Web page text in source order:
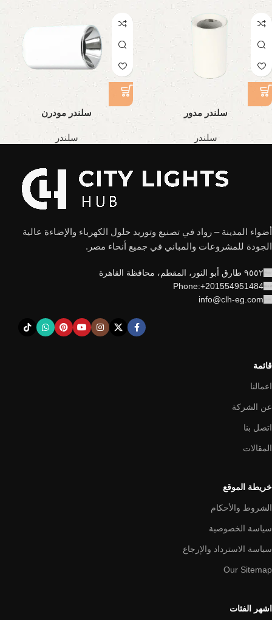
سلندر مدور
سلندر
سلندر مودرن
سلندر
أضواء المدينة – رواد في تصنيع وتوريد حلول الكهرباء والإضاءة عالية
الجودة للمشروعات والمباني في جميع أنحاء مصر.
٩٥٥٢ طارق أبو النور، المقطم، محافظة القاهرة
Phone:+201554951484
info@clh-eg.com
قائمة
اعمالنا
عن الشركة
اتصل بنا
المقالات
خريطة الموقع
الشروط والأحكام
سياسة الخصوصية
سياسة الاسترداد والإرجاع
Our Sitemap
اشهر الفئات